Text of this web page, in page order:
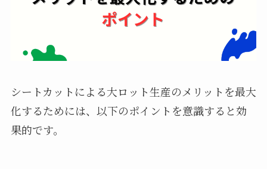
シートカットによる大ロット生産のメリットを最大
化するためには、以下のポイントを意識すると効
果的です。